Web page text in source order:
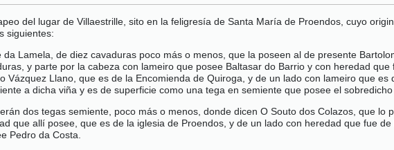
del lugar de Villaestrille, sito en la feligresía de Santa María de Proendos, cuyo
siguientes:
Lamela, de diez cavaduras poco más o menos, que la poseen al de presente
y parte por la cabeza con lameiro que posee Baltasar do Barrio y con heredad
Vázquez Llano, que es de la Encomienda de Quiroga, y de un lado con lameiro que
a dicha viña y es de superficie como una tega en semiente que posee el
dos tegas semiente, poco más o menos, donde dicen O Souto dos Colazos, que
que allí posee, que es de la iglesia de Proendos, y de un lado con heredad que fue
Pedro da Costa.